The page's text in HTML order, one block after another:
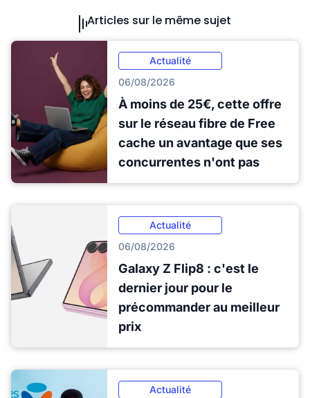
Articles sur le même sujet
Actualité
06/08/2026
À moins de 25€, cette offre
sur le réseau fibre de Free
cache un avantage que ses
concurrentes n'ont pas
Actualité
06/08/2026
Galaxy Z Flip8 : c'est le
dernier jour pour le
précommander au meilleur
prix
Actualité